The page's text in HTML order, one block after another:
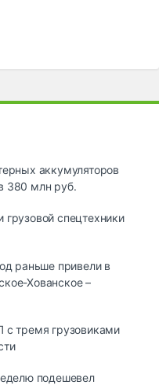
аккумуляторов
380 млн руб.
спецтехники
раньше привели в
Хованское –
с тремя грузовиками
подешевел